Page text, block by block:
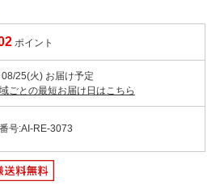
ポイント
25(火) お届け予定
ごとの最短お届け日はこちら
号:AI-RE-3073